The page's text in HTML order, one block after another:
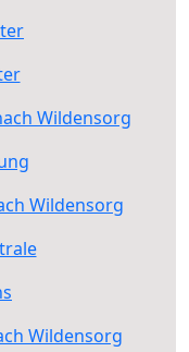
Wildensorg
Wildensorg
Wildensorg